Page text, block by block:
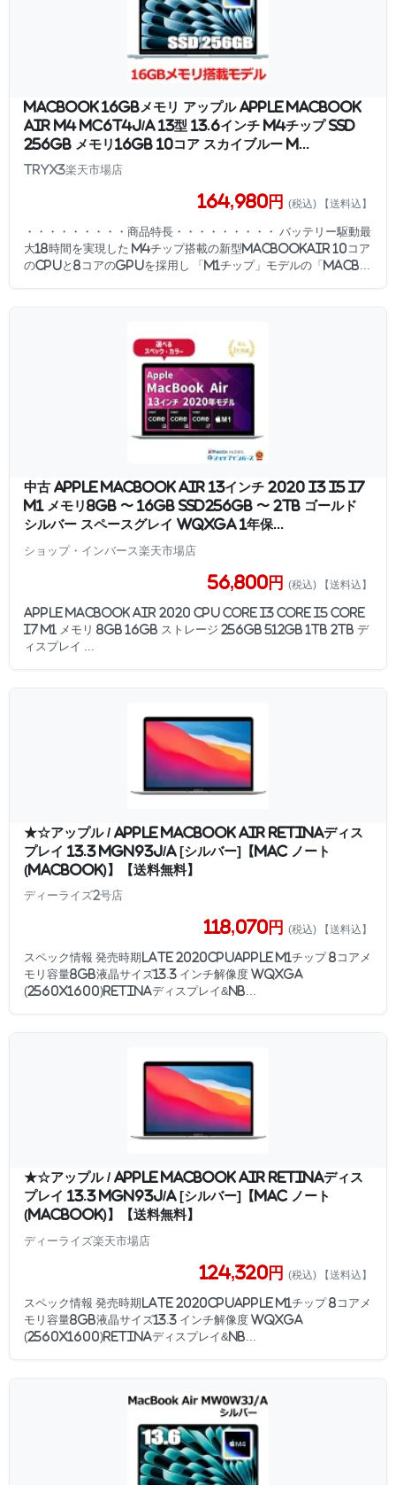
MacBook 16GBメモリ アップル Apple MacBook
Air M4 MC6T4J/A 13型 13.6インチ M4チップ SSD
256GB メモリ16GB 10コア スカイブルー M...
TRYX3楽天市場店
164,980円 (税込) 【送料込】
・・・・・・・・・商品特長・・・・・・・・・ バッテリー駆動最
大18時間を実現した M4チップ搭載の新型MacBookAir 10コア
のCPUと8コアのGPUを採用し 「M1チップ」モデルの「MacB...
中古 Apple MacBook Air 13インチ 2020 i3 i5 i7
M1 メモリ8GB 〜 16GB SSD256GB 〜 2TB ゴールド
シルバー スペースグレイ WQXGA 1年保...
ショップ・インバース楽天市場店
56,800円 (税込) 【送料込】
Apple MacBook Air 2020 CPU Core i3 Core i5 Core
i7 M1 メモリ 8GB 16GB ストレージ 256GB 512GB 1TB 2TB デ
ィスプレイ ...
★☆アップル / APPLE MacBook Air Retinaディス
プレイ 13.3 MGN93J/A [シルバー]【Mac ノート
(MacBook)】【送料無料】
ディーライズ2号店
118,070円 (税込) 【送料込】
スペック情報 発売時期Late 2020CPUApple M1チップ 8コアメ
モリ容量8GB液晶サイズ13.3 インチ解像度 WQXGA
(2560x1600)Retinaディスプレイ&nb...
★☆アップル / APPLE MacBook Air Retinaディス
プレイ 13.3 MGN93J/A [シルバー]【Mac ノート
(MacBook)】【送料無料】
ディーライズ楽天市場店
124,320円 (税込) 【送料込】
スペック情報 発売時期Late 2020CPUApple M1チップ 8コアメ
モリ容量8GB液晶サイズ13.3 インチ解像度 WQXGA
(2560x1600)Retinaディスプレイ&nb...